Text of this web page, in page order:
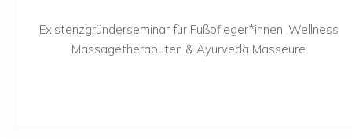
Existenzgründerseminar für Fußpfleger*innen, Wellness
Massagetheraputen & Ayurveda Masseure